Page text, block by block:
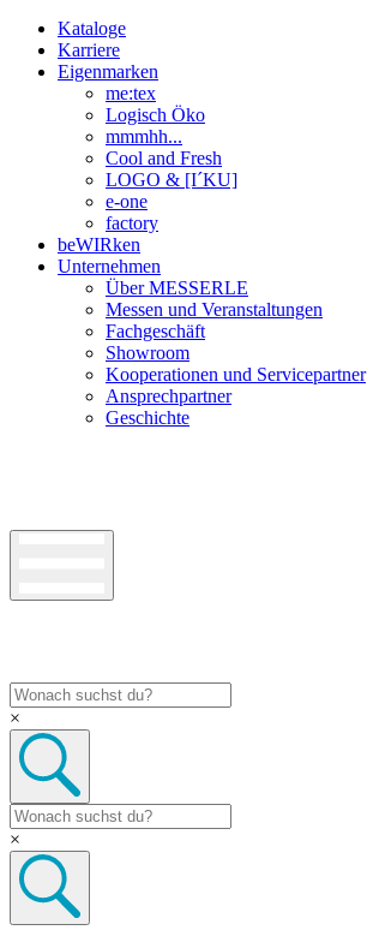
Kataloge
Karriere
Eigenmarken
me:tex
Logisch Öko
mmmhh...
Cool and Fresh
LOGO & [I´KU]
e-one
factory
beWIRken
Unternehmen
Über MESSERLE
Messen und Veranstaltungen
Fachgeschäft
Showroom
Kooperationen und Servicepartner
Ansprechpartner
Geschichte
×
×